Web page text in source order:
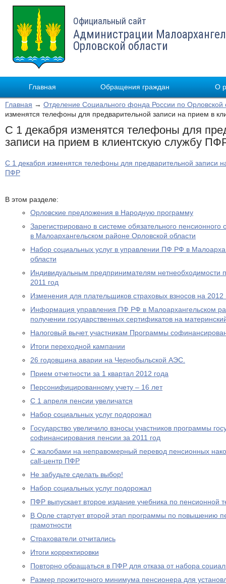
Официальный сайт
Администрации
Орловской области
Главная Обращения граждан О
Главная → Отделение Социального фонда России по Орловской
изменятся телефоны для предварительной записи на прием в
С 1 декабря изменятся телефоны для
записи на прием в клиентскую службу
С 1 декабря изменятся телефоны для предварительной записи
ПФР
В этом разделе:
Орловские предложения в Народную программу
Зарегистрировано в системе обязательного
в Малоархангельском районе Орловской области
Набор социальных услуг в управлении ПФ РФ в
области
Индивидуальным предпринимателям нетнеобходимости
2011 год
Изменения для плательщиков страховых взносов на 2012
Информация управления ПФ РФ в Малоархангельском
получении государственных сертификатов на
Налоговый вычет участникам Программы
Итоги переходной кампании
26 годовщина аварии на Чернобыльской АЭС.
Прием отчетности за 1 квартал 2012 года
Персонифицированному учету – 16 лет
С 1 апреля пенсии увеличатся
Набор социальных услуг подорожал
Государство увеличило взносы участников программы
софинансирования пенсии за 2011 год
С жалобами на неправомерный перевод пенсионных
call-центр ПФР
Не забудьте сделать выбор!
Набор социальных услуг подорожал
ПФР выпускает второе издание учебника по пенсионной
В Орле стартует второй этап программы по повышению
грамотности
Страхователи отчитались
Итоги корректировки
Повторно обращаться в ПФР для отказа от набора
Размер прожиточного минимума пенсионера для